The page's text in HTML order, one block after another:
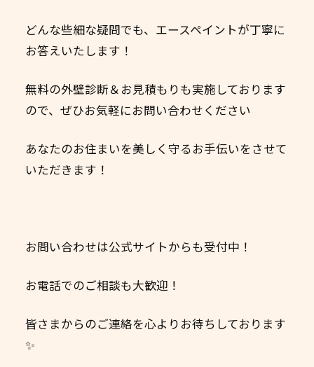
どんな些細な疑問でも、エースペイントが丁寧に
お答えいたします！
無料の外壁診断＆お見積もりも実施しております
ので、ぜひお気軽にお問い合わせください
あなたのお住まいを美しく守るお手伝いをさせて
いただきます！
お問い合わせは公式サイトからも受付中！
お電話でのご相談も大歓迎！
皆さまからのご連絡を心よりお待ちしております
✨